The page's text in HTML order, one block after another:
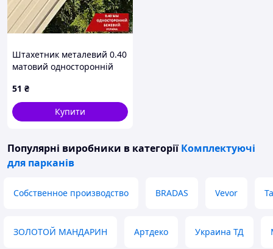
Штахетник металевий 0.40
матовий односторонній
51 ₴
Купити
Популярні виробники в категорії Комплектуючі
для парканів
Собственное производство BRADAS Vevor
ЗОЛОТОЙ МАНДАРИН Артдеко Украина ТД